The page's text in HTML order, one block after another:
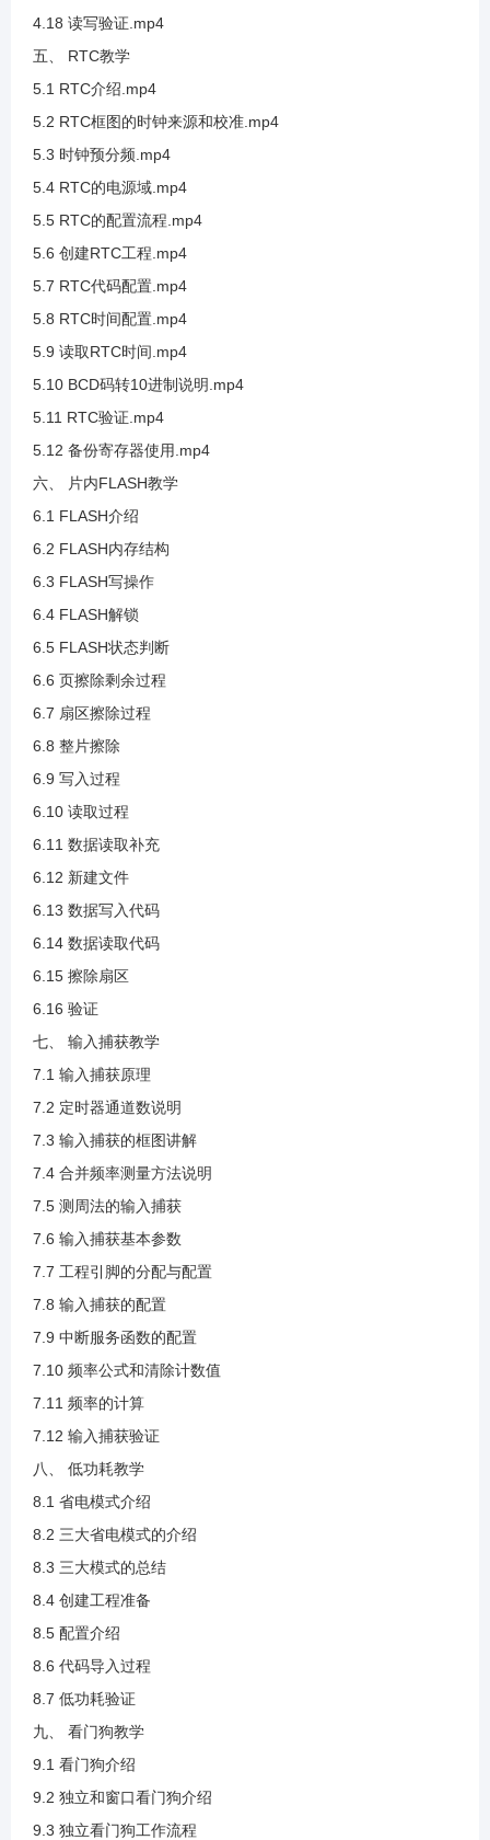
3.27 硬件IIC发送流程
3.28 硬件I2C接收之应答位使能
3.30 硬件IIC参数介绍
3.36 硬件IIC无法应答介绍及超时判断的实现
3.37 硬件IIC数据接收与应答
4.2 SPI传输模式(1).mp4
4.5 硬件SPI介绍与框图讲解(1).mp4
4.6 中断和DMA说明(1).mp4
4.7 W25Q64介绍(1).mp4
4.11 SPI配置说明.mp4
4.12 发送与接收函数说明.mp4
4.13 读取设备ID代码说明.mp4
4.15 写入数据流程.mp4
4.18 读写验证.mp4
五、 RTC教学
5.1 RTC介绍.mp4
5.2 RTC框图的时钟来源和校准.mp4
5.3 时钟预分频.mp4
5.4 RTC的电源域.mp4
5.5 RTC的配置流程.mp4
5.6 创建RTC工程.mp4
5.7 RTC代码配置.mp4
5.8 RTC时间配置.mp4
5.9 读取RTC时间.mp4
5.10 BCD码转10进制说明.mp4
5.11 RTC验证.mp4
5.12 备份寄存器使用.mp4
六、 片内FLASH教学
6.1 FLASH介绍
6.2 FLASH内存结构
6.3 FLASH写操作
6.4 FLASH解锁
6.5 FLASH状态判断
6.6 页擦除剩余过程
6.7 扇区擦除过程
6.8 整片擦除
6.9 写入过程
6.10 读取过程
6.11 数据读取补充
6.12 新建文件
6.13 数据写入代码
6.14 数据读取代码
6.15 擦除扇区
6.16 验证
七、 输入捕获教学
7.1 输入捕获原理
7.2 定时器通道数说明
7.3 输入捕获的框图讲解
7.4 合并频率测量方法说明
7.5 测周法的输入捕获
7.6 输入捕获基本参数
7.7 工程引脚的分配与配置
7.8 输入捕获的配置
7.9 中断服务函数的配置
7.10 频率公式和清除计数值
7.11 频率的计算
7.12 输入捕获验证
八、 低功耗教学
8.1 省电模式介绍
8.2 三大省电模式的介绍
8.3 三大模式的总结
8.4 创建工程准备
8.5 配置介绍
8.6 代码导入过程
8.7 低功耗验证
九、 看门狗教学
9.1 看门狗介绍
9.2 独立和窗口看门狗介绍
9.3 独立看门狗工作流程